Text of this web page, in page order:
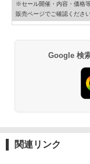
※セール開催・内容・価格
販売ページでご確認くださ
Google 検
関連リンク